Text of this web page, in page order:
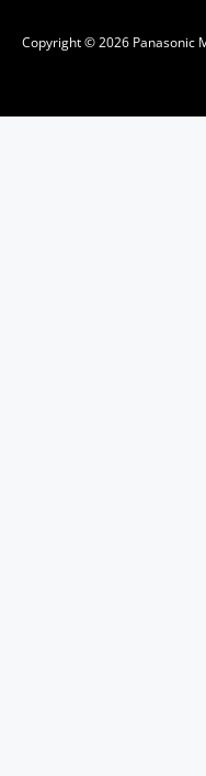
Copyright © 2026 Panasonic